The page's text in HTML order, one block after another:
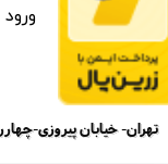
ورود